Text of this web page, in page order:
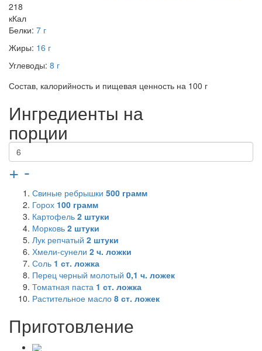
218
кКал
Белки: 7 г
Жиры: 16 г
Углеводы: 8 г
Состав, калорийность и пищевая ценность на 100 г
Ингредиенты на
порции
+ -
Свиные ребрышки 500 грамм
Горох 100 грамм
Картофель 2 штуки
Морковь 2 штуки
Лук репчатый 2 штуки
Хмели-сунели 2 ч. ложки
Соль 1 ст. ложка
Перец черный молотый 0,1 ч. ложек
Томатная паста 1 ст. ложка
Растительное масло 8 ст. ложек
Приготовление